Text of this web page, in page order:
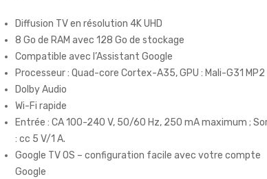
Diffusion TV en résolution 4K UHD
8 Go de RAM avec 128 Go de stockage
Compatible avec l’Assistant Google
Processeur : Quad-core Cortex-A35, GPU : Mali-G31 MP2
Dolby Audio
Wi-Fi rapide
Entrée : CA 100-240 V, 50/60 Hz, 250 mA maximum ;
: cc 5 V/1 A.
Google TV OS – configuration facile avec votre compte
Google